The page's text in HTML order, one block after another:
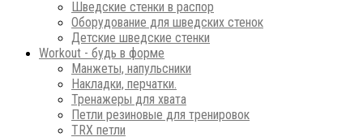
Шведские стенки в распор
Оборудование для шведских стенок
Детские шведские стенки
Workout - будь в форме
Манжеты, напульсники
Накладки, перчатки.
Тренажеры для хвата
Петли резиновые для тренировок
ТRХ петли